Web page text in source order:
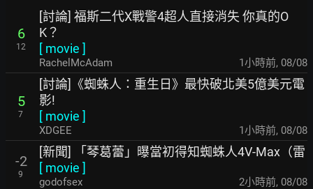
6
12
[討論] 福斯二代X戰警4超人直接消失 你真的O
K？
[ movie ]
RachelMcAdam 1小時前, 08/08
5
7
[討論]《蜘蛛人：重生日》最快破北美5億美元電
影!
[ movie ]
XDGEE 1小時前, 08/08
-2
9
[新聞] 「琴葛蕾」曝當初得知蜘蛛人4V-Max（雷
[ movie ]
godofsex 2小時前, 08/08